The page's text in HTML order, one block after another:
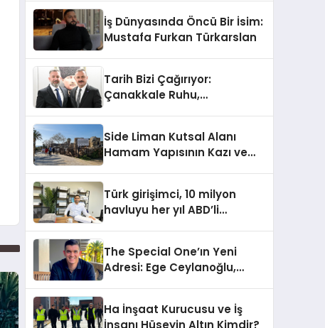
İş Dünyasında Öncü Bir İsim:
Mustafa Furkan Türkarslan
Tarih Bizi Çağırıyor:
Çanakkale Ruhu,
Side Liman Kutsal Alanı
Hamam Yapısının Kazı ve
Katkılarıyla Tamamlandı
Türk girişimci, 10 milyon
havluyu her yıl ABD’li
The Special One’ın Yeni
Adresi: Ege Ceylanoğlu,
Geliyor!
Ha İnşaat Kurucusu ve İş
İnsanı Hüseyin Altın Kimdir?